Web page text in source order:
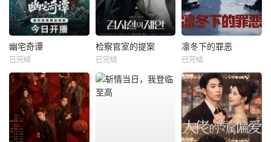
幽宅奇谭
已完结
检察官室的提案
已完结
凛冬下的罪恶
已完结